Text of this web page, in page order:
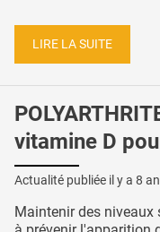
LIRE LA SUITE
vitamine D
Actualité publiée il y a 8
Maintenir des